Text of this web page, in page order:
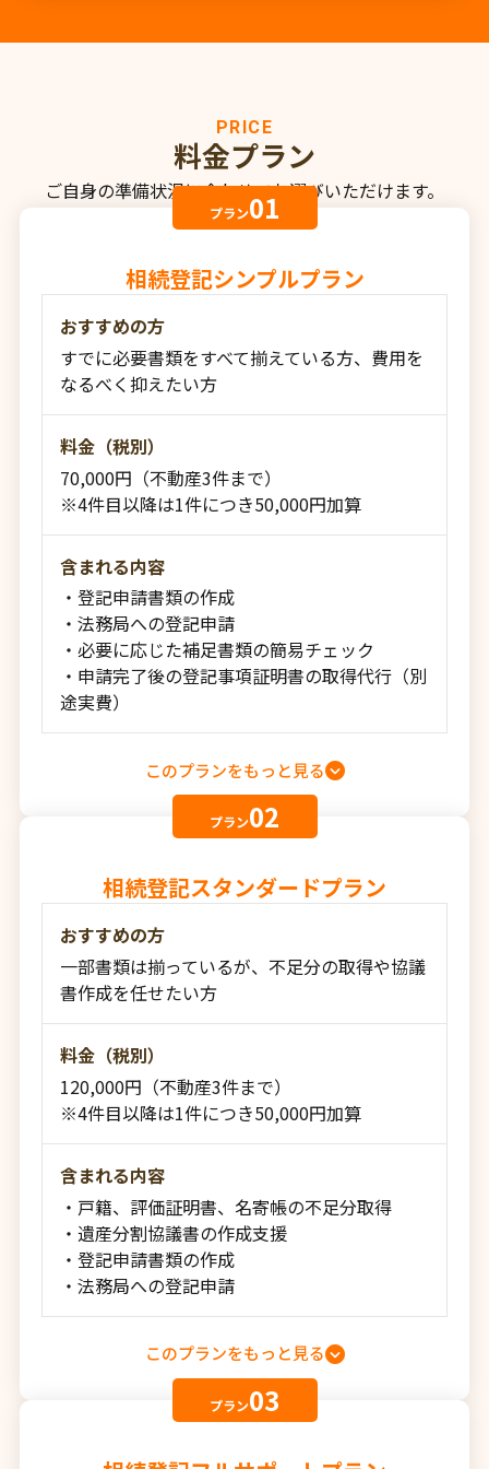
PRICE
料金プラン
ご自身の準備状況に合わせてお選びいただけます。
プラン01
相続登記シンプルプラン
おすすめの方
すでに必要書類をすべて揃えている方、費用を
なるべく抑えたい方
料金（税別）
70,000円（不動産3件まで）
※4件目以降は1件につき50,000円加算
含まれる内容
・登記申請書類の作成
・法務局への登記申請
・必要に応じた補足書類の簡易チェック
・申請完了後の登記事項証明書の取得代行（別
途実費）
このプランをもっと見る
プラン02
相続登記スタンダードプラン
おすすめの方
一部書類は揃っているが、不足分の取得や協議
書作成を任せたい方
料金（税別）
120,000円（不動産3件まで）
※4件目以降は1件につき50,000円加算
含まれる内容
・戸籍、評価証明書、名寄帳の不足分取得
・遺産分割協議書の作成支援
・登記申請書類の作成
・法務局への登記申請
このプランをもっと見る
プラン03